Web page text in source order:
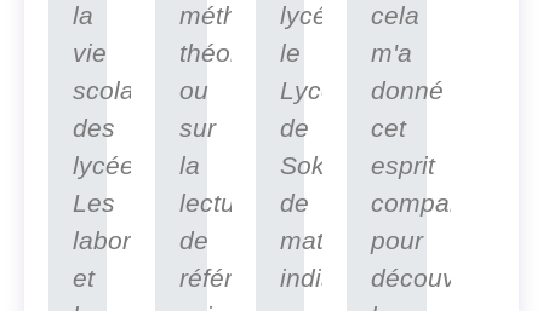
la
vie
scolaire
des
lycéens.
Les
laboratoires
et
méthodes
théoriques
ou
sur
la
lecture
de
référentiels
lycée,
le
Lycée
de
Sokone,
de
matériels
indispensables
cela
m'a
donné
cet
esprit
comparatif
pour
découvrir